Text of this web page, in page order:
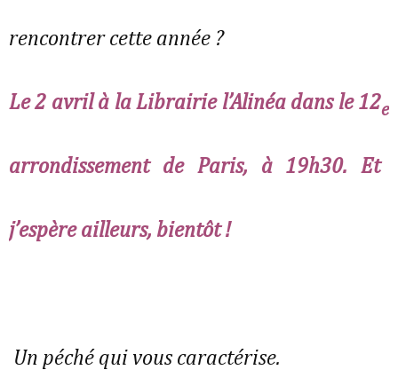
rencontrer cette année ?
Le 2 avril à la Librairie l’Alinéa dans le 12e
arrondissement de Paris, à 19h30. Et
j’espère ailleurs, bientôt !
Un péché qui vous caractérise.